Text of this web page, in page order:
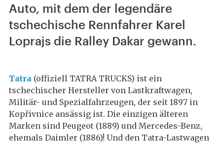
Auto, mit dem der legendäre
tschechische Rennfahrer Karel
Loprajs die Ralley Dakar gewann.
Tatra (offiziell TATRA TRUCKS) ist ein
tschechischer Hersteller von Lastkraftwagen,
Militär- und Spezialfahrzeugen, der seit 1897 in
Kopřivnice ansässig ist. Die einzigen älteren
Marken sind Peugeot (1889) und Mercedes-Benz,
ehemals Daimler (1886)! Und den Tatra-Lastwagen